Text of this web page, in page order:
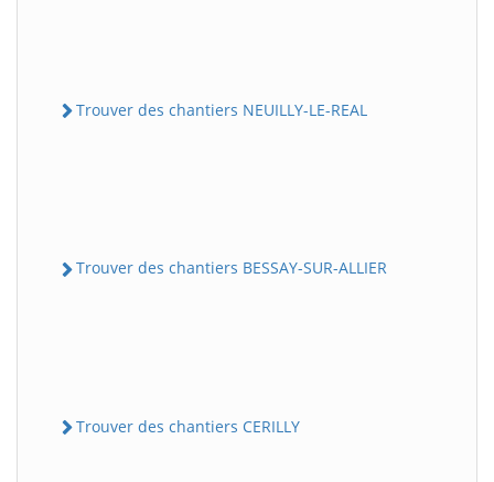
Trouver des chantiers NEUILLY-LE-REAL
Trouver des chantiers BESSAY-SUR-ALLIER
Trouver des chantiers CERILLY